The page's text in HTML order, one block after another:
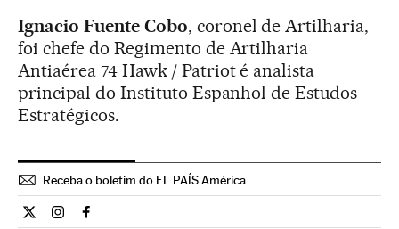
Ignacio Fuente Cobo, coronel de Artilharia,
foi chefe do Regimento de Artilharia
Antiaérea 74 Hawk / Patriot é analista
principal do Instituto Espanhol de Estudos
Estratégicos.
Receba o boletim do EL PAÍS América
Internacional El País Brasil en Twitter
Internacional El País Brasil en Instagram
Internacional El País Brasil en Facebook